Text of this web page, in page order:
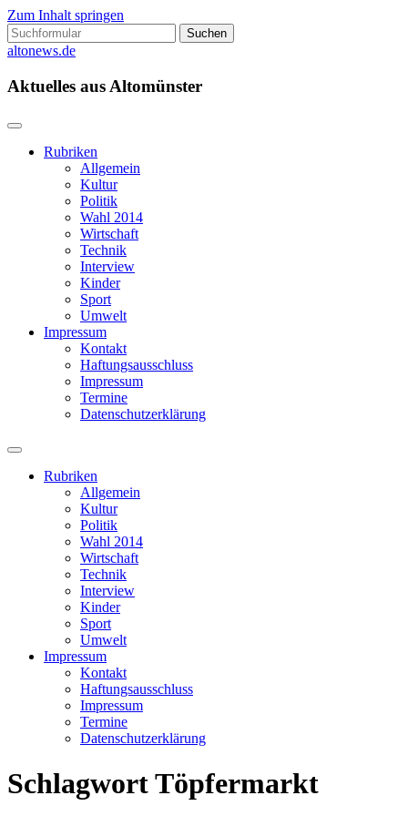
Zum Inhalt springen
Suchen
nach:
altonews.de
Aktuelles aus Altomünster
Rubriken
Allgemein
Kultur
Politik
Wahl 2014
Wirtschaft
Technik
Interview
Kinder
Sport
Umwelt
Impressum
Kontakt
Haftungsausschluss
Impressum
Termine
Datenschutzerklärung
Suchfeld
ein-/ausblenden
Rubriken
Allgemein
Kultur
Politik
Wahl 2014
Wirtschaft
Technik
Interview
Kinder
Sport
Umwelt
Impressum
Kontakt
Haftungsausschluss
Impressum
Termine
Datenschutzerklärung
SchlagwortTöpfermarkt